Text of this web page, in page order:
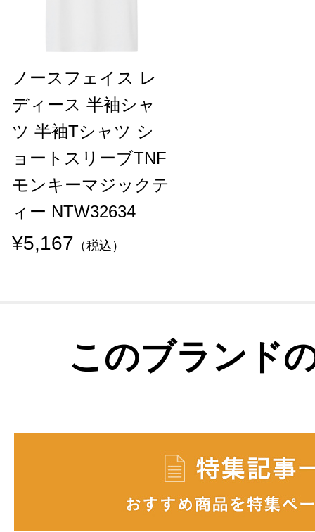
ノースフェイス レ
ディース 半袖シャ
ツ 半袖Tシャツ シ
ョートスリーブTNF
モンキーマジックテ
ィー NTW32634
¥5,167 （税込）
このブランド